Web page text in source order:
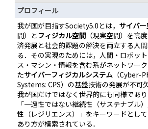
プロフィール
我が国が目指すSociety5.0とは， サイバ
間）と フィジカル空間 （現実空間）を高
済発展と社会的課題の解決を両立する人
る．その実現のためには，人間・ロボッ
ス・マシン・情報を含む系がネットワー
たサイバーフィジカルシステム （Cyber-
Systems: CPS）の基盤技術の発展が不可
我が国だけではなく世界的にも同様であり
「一過性ではない継続性（サステナブル
性（レジリエンス）」をキーワードとし
あり方が模索されている．